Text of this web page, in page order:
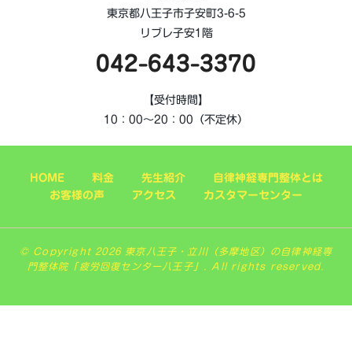
東京都八王子市子安町3-6-5
リブレ子安1階
042-643-3370
【受付時間】
10：00～20：00（不定休）
HOME 料金 先生紹介
自律神経専門整体とは
お客様の声
アクセス カスタマーセンター
© Copyright 2026 東京八王子・立川（多摩地区）の自律神経専
門整体院「疲労回復センター八王子」. All rights reserved.